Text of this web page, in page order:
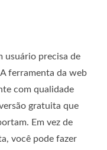
usuário precisa de
ferramenta da web
com qualidade
gratuita que
Em vez de
você pode fazer